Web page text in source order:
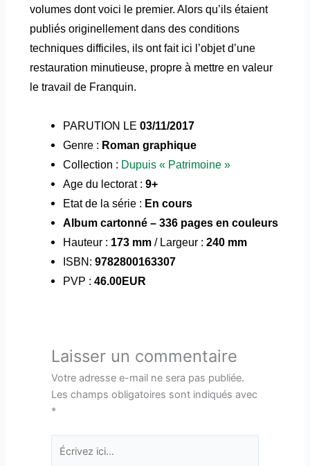
volumes dont voici le premier. Alors qu’ils étaient
publiés originellement dans des conditions
techniques difficiles, ils ont fait ici l’objet d’une
restauration minutieuse, propre à mettre en valeur
le travail de Franquin.
PARUTION LE 03/11/2017
Genre : Roman graphique
Collection : Dupuis « Patrimoine »
Age du lectorat : 9+
Etat de la série : En cours
Album cartonné – 336 pages en couleurs
Hauteur : 173 mm/ Largeur : 240 mm
ISBN: 9782800163307
PVP : 46.00EUR
Laisser un commentaire
Votre adresse e-mail ne sera pas publiée.
Les champs obligatoires sont indiqués avec
*
Écrivez
ici…